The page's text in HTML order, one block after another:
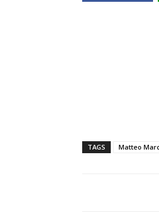
TAGS Matteo